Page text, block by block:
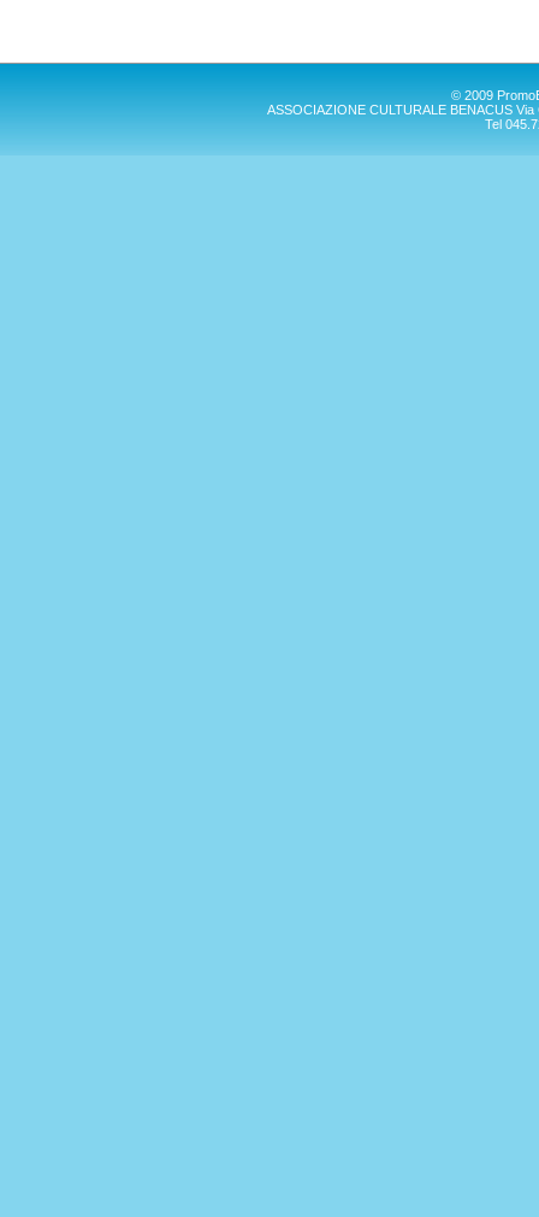
© 2009
ASSOCIAZIONE CULTURALE BENACUS
Tel